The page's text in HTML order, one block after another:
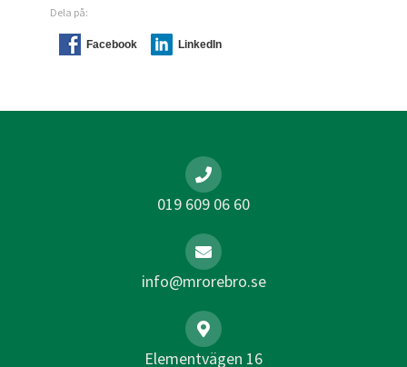
Dela på:
Facebook LinkedIn
019 609 06 60
info@mrorebro.se
Elementvägen 16